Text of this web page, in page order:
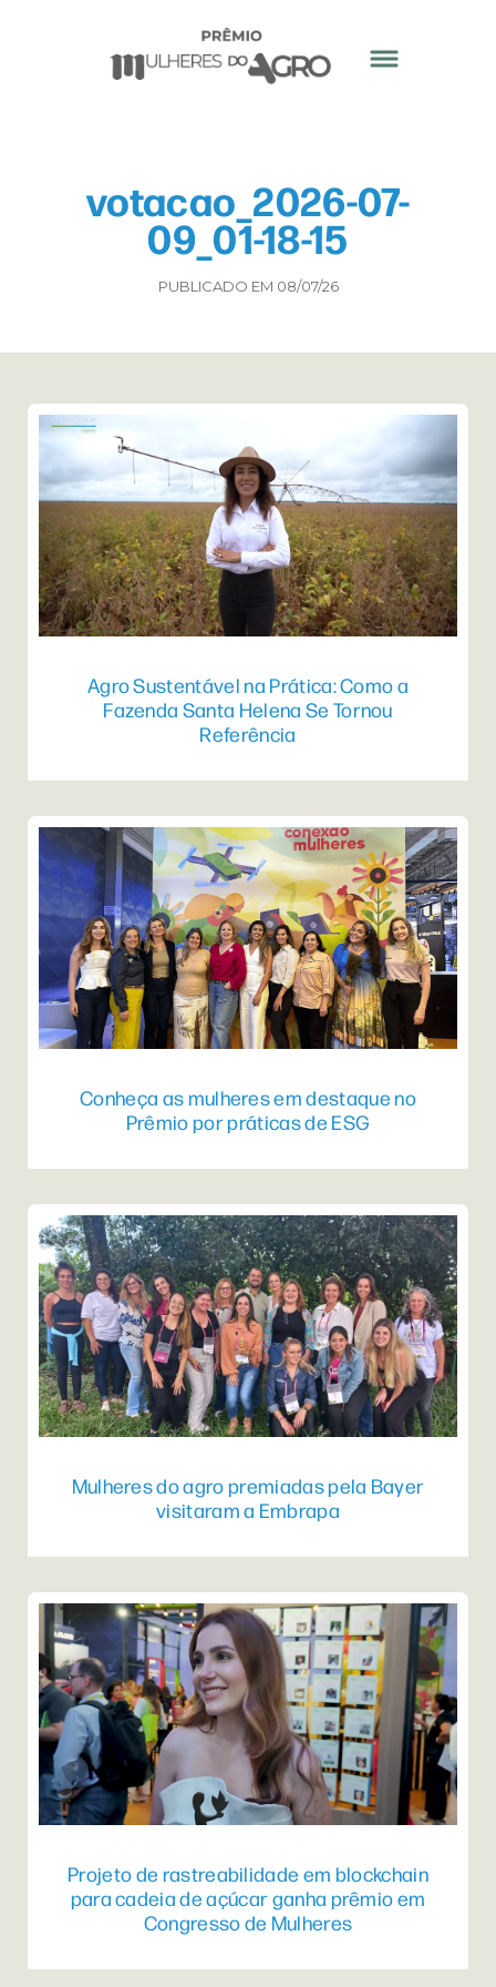
votacao_2026-07-
09_01-18-15
PUBLICADO EM 08/07/26
Agro Sustentável na Prática: Como a
Fazenda Santa Helena Se Tornou
Referência
Conheça as mulheres em destaque no
Prêmio por práticas de ESG
Mulheres do agro premiadas pela Bayer
visitaram a Embrapa
Projeto de rastreabilidade em blockchain
para cadeia de açúcar ganha prêmio em
Congresso de Mulheres